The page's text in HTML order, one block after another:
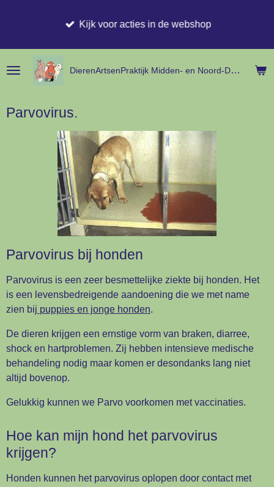
hoofdinhoud
DierenArtsenPraktijk Midden- en Noord- Drenthe
Kijk voor acties in de webshop
Parvovirus.
Parvovirus bij honden
Parvovirus is een zeer besmettelijke ziekte bij honden. Het
is een levensbedreigende aandoening die we met name
zien bij puppies en jonge honden.
De dieren krijgen een ernstige vorm van braken, diarree,
shock en hartproblemen. Zij hebben intensieve medische
behandeling nodig maar komen er desondanks lang niet
altijd bovenop.
Gelukkig kunnen we Parvo voorkomen met vaccinaties.
Hoe kan mijn hond het parvovirus
krijgen?
Honden kunnen het parvovirus oplopen door contact met